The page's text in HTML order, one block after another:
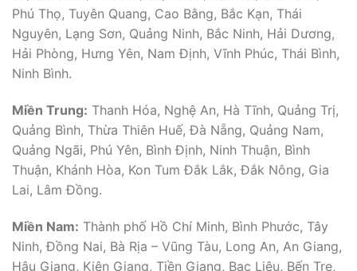
Phú Thọ, Tuyên Quang, Cao Bằng, Bắc Kạn, Thái
Nguyên, Lạng Sơn, Quảng Ninh, Bắc Ninh, Hải Dương,
Hải Phòng, Hưng Yên, Nam Định, Vĩnh Phúc, Thái Bình,
Ninh Bình.
Miền Trung: Thanh Hóa, Nghệ An, Hà Tĩnh, Quảng Trị,
Quảng Bình, Thừa Thiên Huế, Đà Nẵng, Quảng Nam,
Quảng Ngãi, Phú Yên, Bình Định, Ninh Thuận, Bình
Thuận, Khánh Hòa, Kon Tum Đắk Lắk, Đắk Nông, Gia
Lai, Lâm Đồng.
Miền Nam: Thành phố Hồ Chí Minh, Bình Phước, Tây
Ninh, Đồng Nai, Bà Rịa – Vũng Tàu, Long An, An Giang,
Hậu Giang, Kiên Giang, Tiền Giang, Bạc Liêu, Bến Tre,